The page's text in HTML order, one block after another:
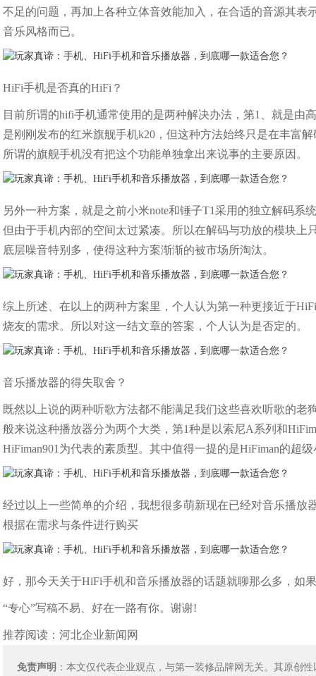
不足的问题，再加上各种立体音效能加入，在合适的音源其
音乐风格而已。
HiFi手机是否真的HiFi？
目前所谓的hifi手机通常使用的是两种解决办法，第1、就是
是刚刚发布的红米旗舰手机k20，但这种方法始终只是在丰富
所谓的旗舰手机没有把这个功能单独拿出来说事的主要原因。
另外一种方案，就是之前小米note和锤子T1采用的独立解码
但由于手机内部的空间太过紧凑。所以在解码与功放的模块
底层噪音特别多，使得这种方案渐渐的被市场所淘汰。
综上所述、在以上的两种方案里，个人认为第一种更接近于
烧友的需求。所以对这一结文章的答案，个人认为是否定的。
音乐播放器的得失取舍？
既然以上说的两种听歌方法都不能满足我们这些喜欢听歌的
般来说这种播放器分为两个大类，第1种是以索尼A系列和
HiFiman901为代表的素质型。其中值得一提的是HiFiman的超
经过以上一些简单的介绍，我想很多萌新现在已经对音乐播
根据在需求与条件进行购买
好，那今天关于HiFi手机和音乐播放器的话题就聊那么多，如
“专心”写稿不易、好在一路有你。谢谢!
推荐阅读：河北企业新闻网
免责声明 ：本文仅代表企业观点，与第一装修品牌网无关。其原创